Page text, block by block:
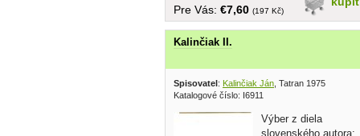
Pre Vás: €7,60 (197 Kč)
Kalinčiak II.
Spisovatel: Kalinčiak Ján , Tatran 1975
Katalogové číslo: I6911
Výber z diela
slovenského autora: